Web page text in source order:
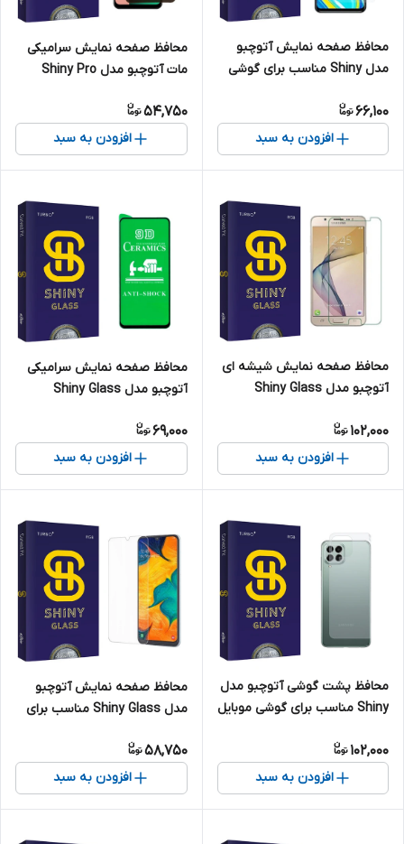
محافظ صفحه نمایش آتوچبو
مدل Shiny مناسب برای گوشی
Pro
66,100
افزودن به سبد
محافظ صفحه نمایش سرامیکی
مات آتوچبو مدل Shiny Pro
سامسونگ Galaxy A30s
54,750
افزودن به سبد
محافظ صفحه نمایش شیشه ای
آتوچبو مدل Shiny Glass
سامسونگ Galaxy J7 Prime
102,000
افزودن به سبد
محافظ صفحه نمایش سرامیکی
آتوچبو مدل Shiny Glass
سامسونگ Galaxy A11
69,000
افزودن به سبد
محافظ پشت گوشی آتوچبو مدل
Shiny مناسب برای گوشی موبایل
102,000
افزودن به سبد
محافظ صفحه نمایش آتوچبو
مدل Shiny Glass مناسب برای
A50
58,750
افزودن به سبد